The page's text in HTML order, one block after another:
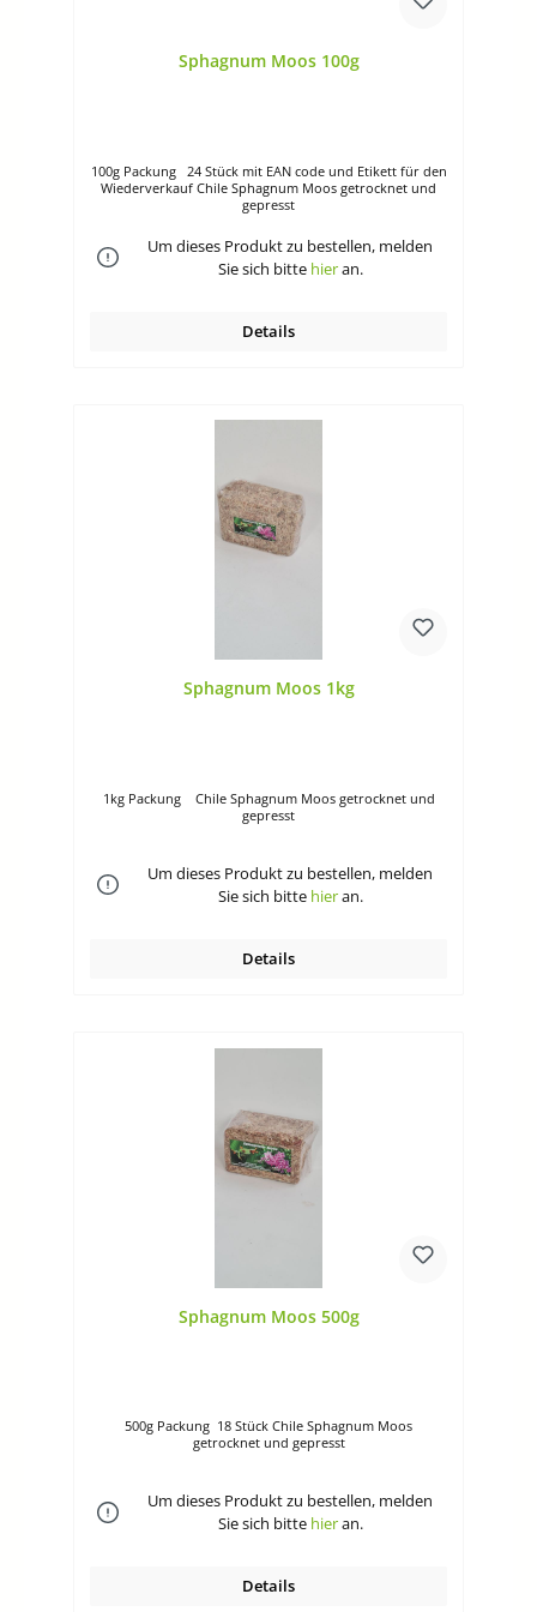
Sphagnum Moos 100g
100g Packung 24 Stück mit EAN code und Etikett für den
Wiederverkauf Chile Sphagnum Moos getrocknet und
gepresst
Um dieses Produkt zu bestellen, melden
Sie sich bitte hieran.
Details
Sphagnum Moos 1kg
1kg Packung Chile Sphagnum Moos getrocknet und
gepresst
Um dieses Produkt zu bestellen, melden
Sie sich bitte hieran.
Details
Sphagnum Moos 500g
500g Packung 18 Stück Chile Sphagnum Moos
getrocknet und gepresst
Um dieses Produkt zu bestellen, melden
Sie sich bitte hieran.
Details